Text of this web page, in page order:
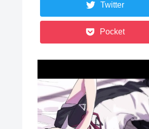
Twitter
Pocket